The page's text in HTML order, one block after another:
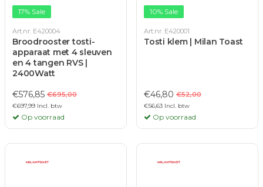
17% Sale
Art.nr. E420004
Broodrooster tosti-
apparaat met 4 sleuven
en 4 tangen RVS |
2400Watt
€576,85 €695,00
€697,99 Incl. btw
Op voorraad
10% Sale
Art.nr. E420001
Tosti klem | Milan Toast
€46,80 €52,00
€56,63 Incl. btw
Op voorraad